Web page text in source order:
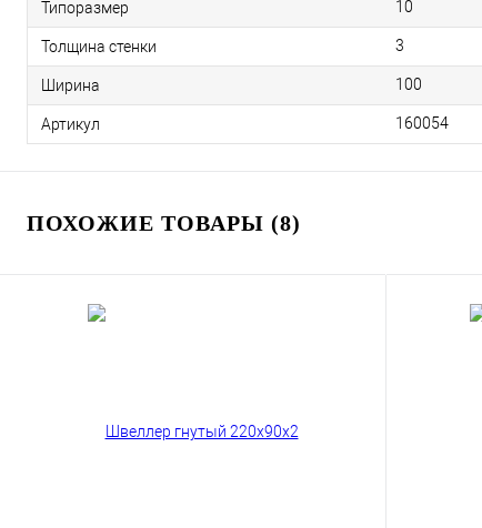
Типоразмер 10
Толщина стенки 3
Ширина 100
Артикул 160054
ПОХОЖИЕ ТОВАРЫ (8)